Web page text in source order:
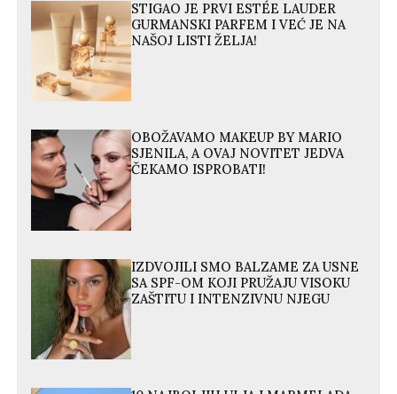
STIGAO JE PRVI ESTÉE LAUDER
GURMANSKI PARFEM I VEĆ JE NA
NAŠOJ LISTI ŽELJA!
OBOŽAVAMO MAKEUP BY MARIO
SJENILA, A OVAJ NOVITET JEDVA
ČEKAMO ISPROBATI!
IZDVOJILI SMO BALZAME ZA USNE
SA SPF-OM KOJI PRUŽAJU VISOKU
ZAŠTITU I INTENZIVNU NJEGU